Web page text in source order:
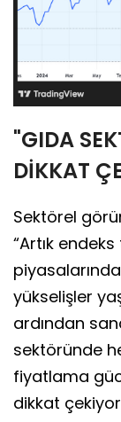
"GIDA
DİKKAT
Sektörel
“Artık
yükselişler
ardından
sektöründe
fiyatlama
dikkat